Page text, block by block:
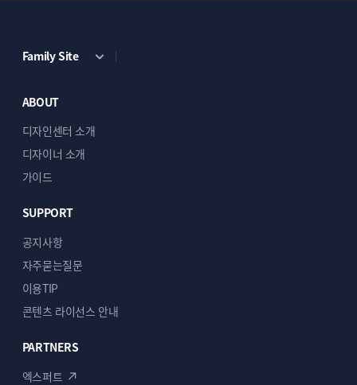
Family Site
ABOUT
디자인센터 소개
디자이너 소개
가이드
SUPPORT
공지사항
자주묻는질문
이용TIP
콘텐츠 라이선스 안내
PARTNERS
엑스퍼트